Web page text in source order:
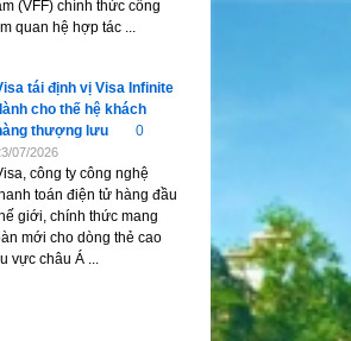
(VFF) chính thức công
quan hệ hợp tác ...
tái định vị Visa Infinite
cho thế hệ khách
thượng lưu
0
07/2026
công ty công nghệ
toán điện tử hàng đầu
giới, chính thức mang
mới cho dòng thẻ cao
vực châu Á ...